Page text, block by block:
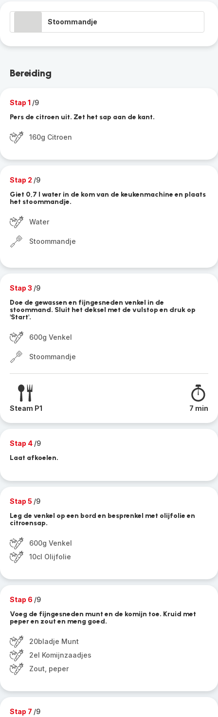
Stoommandje
Bereiding
Stap 1 /9
Pers de citroen uit. Zet het sap aan de kant.
160g Citroen
Stap 2 /9
Giet 0,7 l water in de kom van de keukenmachine en plaats
het stoommandje.
Water
Stoommandje
Stap 3 /9
Doe de gewassen en fijngesneden venkel in de
stoommand. Sluit het deksel met de vulstop en druk op
'Start'.
600g Venkel
Stoommandje
Steam P1 7 min
Stap 4 /9
Laat afkoelen.
Stap 5 /9
Leg de venkel op een bord en besprenkel met olijfolie en
citroensap.
600g Venkel
10cl Olijfolie
Stap 6 /9
Voeg de fijngesneden munt en de komijn toe. Kruid met
peper en zout en meng goed.
20bladje Munt
2el Komijnzaadjes
Zout, peper
Stap 7 /9